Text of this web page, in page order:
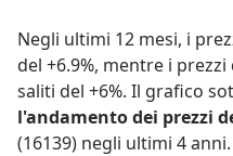
Negli ultimi 12 mesi, i
del +6.9%, mentre i
saliti del +6%. Il grafico
l'andamento dei prezzi
(16139) negli ultimi 4 anni.